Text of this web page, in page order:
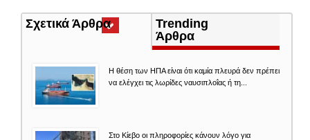
Σχετικά Άρθρα(ενεργή
καρτέλα)
Trending
Άρθρα
Η θέση των ΗΠΑ είναι ότι καμία πλευρά δεν πρέπει
να ελέγχει τις λωρίδες ναυσιπλοΐας ή τη...
Στο Κίεβο οι πληροφορίες κάνουν λόγο για